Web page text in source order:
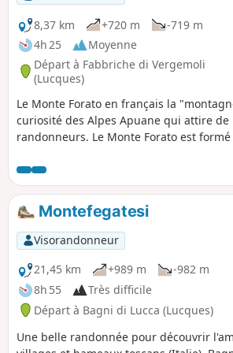
8,37 km
+720 m
-719 m
4h 25
Moyenne
Départ à Fabbriche di Vergemoli
(Lucques)
Le Monte Forato en français la
curiosité des Alpes Apuane qui attire
randonneurs. Le Monte Forato est
forme circulaire, a une hauteur de 12m,
fait environ 8m d'épaisseur. Cette
vous fera découvrir la beauté de ce
Apuane ainsi que les sommets voisins
Monte Nona, la Piana della Croce, l'Omo
Montefegatesi
Visorandonneur
21,45 km
+989 m
-982 m
8h 55
Très difficile
Départ à Bagni di Lucca (Lucques)
Une belle randonnée pour découvrir